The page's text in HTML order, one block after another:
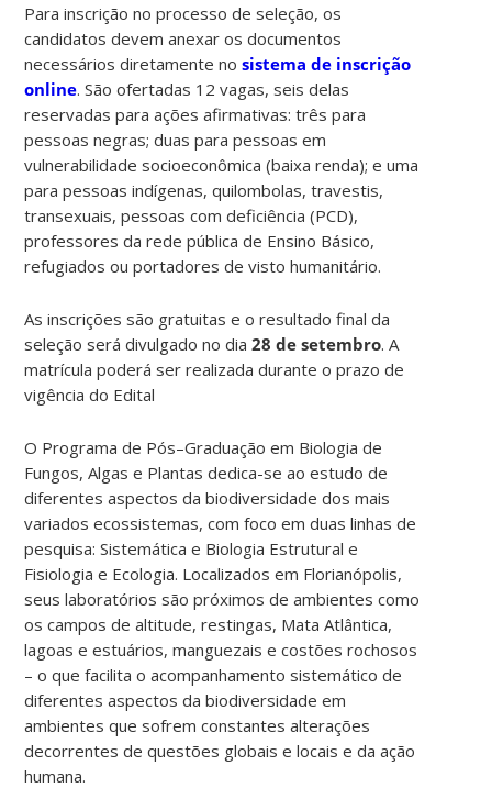
Para inscrição no processo de seleção, os
candidatos devem anexar os documentos
necessários diretamente nosistema de inscrição
online. São ofertadas 12 vagas, seis delas
reservadas para ações afirmativas: três para
pessoas negras; duas para pessoas em
vulnerabilidade socioeconômica (baixa renda); e uma
para pessoas indígenas, quilombolas, travestis,
transexuais, pessoas com deficiência (PCD),
professores da rede pública de Ensino Básico,
refugiados ou portadores de visto humanitário.
As inscrições são gratuitas e o resultado final da
seleção será divulgado no dia28 de setembro. A
matrícula poderá ser realizada durante o prazo de
vigência do Edital
O Programa de Pós–Graduação em Biologia de
Fungos, Algas e Plantas dedica-se ao estudo de
diferentes aspectos da biodiversidade dos mais
variados ecossistemas, com foco em duas linhas de
pesquisa: Sistemática e Biologia Estrutural e
Fisiologia e Ecologia. Localizados em Florianópolis,
seus laboratórios são próximos de ambientes como
os campos de altitude, restingas, Mata Atlântica,
lagoas e estuários, manguezais e costões rochosos
– o que facilita o acompanhamento sistemático de
diferentes aspectos da biodiversidade em
ambientes que sofrem constantes alterações
decorrentes de questões globais e locais e da ação
humana.